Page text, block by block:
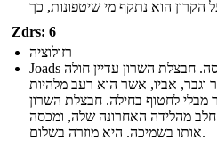
Zdrs: 6
רזולוציה
Joads לבוא לחווה שם הם מוצאים אסם מחסה. חבצלת השרון עדיין חולה
אביו, אשר הוא רעב מלהיות
מבלי לחטוף בחילה. חבצלת השרון
מהלידה האחרונה שלה, ומכסה
אותו בשמיכה. היא מוזרה בשלום.